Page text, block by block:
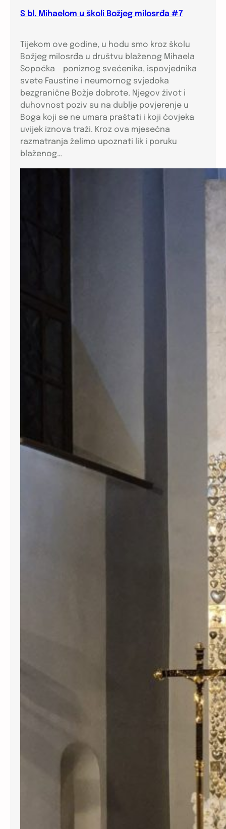
S bl. Mihaelom u školi Božjeg milosrđa #7
Tijekom ove godine, u hodu smo kroz školu
Božjeg milosrđa u društvu blaženog Mihaela
Sopoćka – poniznog svećenika, ispovjednika
svete Faustine i neumornog svjedoka
bezgranične Božje dobrote. Njegov život i
duhovnost poziv su na dublje povjerenje u
Boga koji se ne umara praštati i koji čovjeka
uvijek iznova traži. Kroz ova mjesečna
razmatranja želimo upoznati lik i poruku
blaženog…